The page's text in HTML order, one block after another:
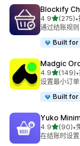
Blockify
4.9星（满分
(275)
总共 275 条•
通过结账规
Built for
Madgic
4.9星（满分
(149)
总共 149 条•
设置最小订
Built for
Yuko
4.9星（满分
(90)
总共 90 条评
•
在结账时设